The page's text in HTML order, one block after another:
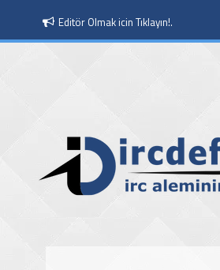
Moderatör Olmak icin Tıklayın!.